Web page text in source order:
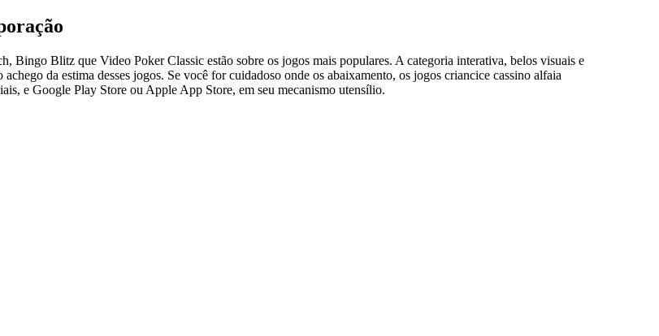
Blitz que Video Poker Classic estão sobre os jogos mais populares. A categoria interativa, belos visuais e
da estima desses jogos. Se você for cuidadoso onde os abaixamento, os jogos criancice cassino alfaia
e Google Play Store ou Apple App Store, em seu mecanismo utensílio.